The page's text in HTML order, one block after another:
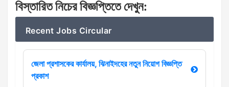
বিস্তারিতনিচেরবিজ্ঞপ্তিতে দেখুন:
Recent Jobs Circular
জেলা প্রশাসকের কার্যালয়, ঝিনাইদহের নতুন নিয়োগ বিজ্ঞপ্তি
প্রকাশ